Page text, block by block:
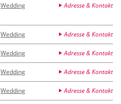
Wedding Adresse & Kontakt
Wedding Adresse & Kontakt
Wedding Adresse & Kontakt
Wedding Adresse & Kontakt
Wedding Adresse & Kontakt